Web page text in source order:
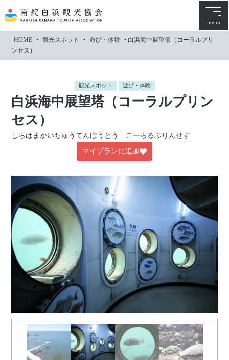
文
に
menu
HOME • 観光スポット • 遊び・体験 • 白浜海中展望塔（コーラルプリ
ンセス）
観光スポット 遊び・体験
白浜海中展望塔（コーラルプリン
セス）
しらはまかいちゅうてんぼうとう こーらるぷりんせす
マイプランに追加